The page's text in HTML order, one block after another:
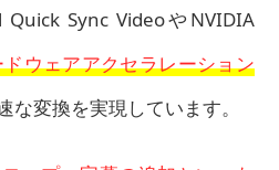
Sync VideoやNVIDIA
ドウェアアクセラレーション
な変換を実現しています。